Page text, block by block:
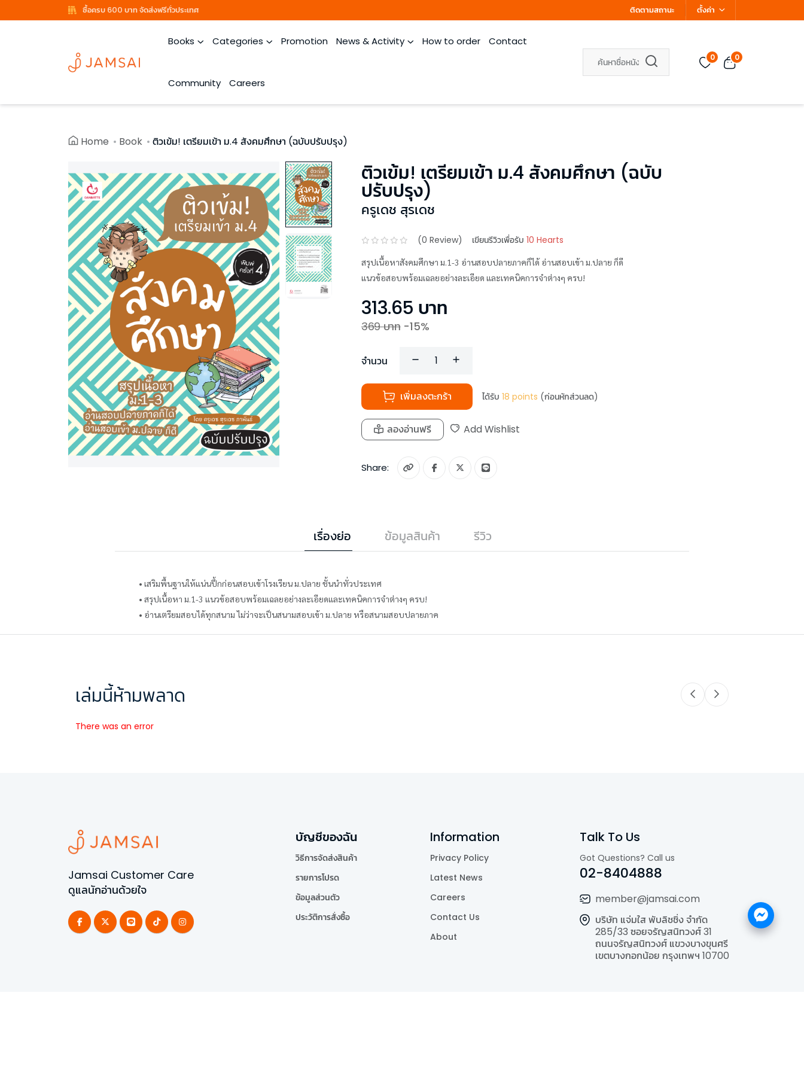
ซื้อครบ 600 บาท จัดส่งฟรีทั่วประเทศ ติดตามสถานะ ตั้งค่า
Books Categories Promotion News & Activity How to order Contact
Community Careers
0 0
Home Book ติวเข้ม! เตรียมเข้า ม.4 สังคมศึกษา (ฉบับปรับปรุง)
ติวเข้ม! เตรียมเข้า ม.4 สังคมศึกษา (ฉบับ
ปรับปรุง)
ครูเดช สุรเดช
(0 Review) เขียนรีวิวเพื่อรับ 10 Hearts
สรุปเนื้อหาสังคมศึกษา ม.1-3 อ่านสอบปลายภาคก็ได้ อ่านสอบเข้า ม.ปลาย ก็ดี
แนวข้อสอบพร้อมเฉลยอย่างละเอียด และเทคนิคการจำต่างๆ ครบ!
313.65 บาท
369บาท -15%
จำนวน
เพิ่มลงตะกร้า ได้รับ 18 points (ก่อนหักส่วนลด)
ลองอ่านฟรี Add Wishlist
Share:
เรื่องย่อ ข้อมูลสินค้า รีวิว
• เสริมพื้นฐานให้แน่นปึ้กก่อนสอบเข้าโรงเรียน ม.ปลาย ชั้นนำทั่วประเทศ
• สรุปเนื้อหา ม.1-3 แนวข้อสอบพร้อมเฉลยอย่างละเอียดและเทคนิคการจำต่างๆ ครบ!
• อ่านเตรียมสอบได้ทุกสนาม ไม่ว่าจะเป็นสนามสอบเข้า ม.ปลาย หรือสนามสอบปลายภาค
เล่มนี้ห้ามพลาด
There was an error
Jamsai Customer Care
ดูแลนักอ่านด้วยใจ
บัญชีของฉัน
วิธีการจัดส่งสินค้า
รายการโปรด
ข้อมูลส่วนตัว
ประวัติการสั่งซื้อ
Information
Privacy Policy
Latest News
Careers
Contact Us
About
Talk To Us
Got Questions? Call us
02-8404888
member@jamsai.com
บริษัท แจ่มใส พับลิชชิ่ง จำกัด
285/33 ซอยจรัญสนิทวงศ์ 31
ถนนจรัญสนิทวงศ์ แขวงบางขุนศรี
เขตบางกอกน้อย กรุงเทพฯ 10700